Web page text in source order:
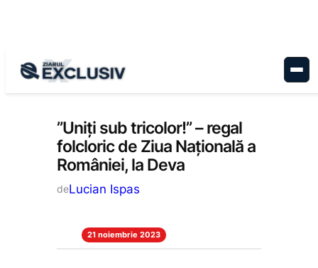
Stiri la zi
”Uniți sub tricolor!” – regal
folcloric de Ziua Națională a
României, la Deva
deLucian Ispas
21 noiembrie 2023